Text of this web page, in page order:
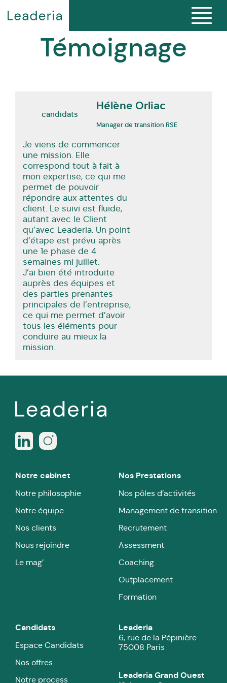
Témoignage
candidats
Hélène Orliac
Manager de transition RSE
Je viens de commencer
une mission. Elle
correspond tout à fait à
mon expertise, ce qui me
permet de pouvoir
répondre aux attentes du
client. Le suivi est fluide,
autant avec le Client
qu’avec Leaderia. Un point
d’étape est prévu après
une 1e phase de 4
semaines mi juillet.
J’ai bien été introduite
auprès des équipes et
des parties prenantes
principales de l’entreprise,
ce qui me permet d’avoir
tous les éléments pour
conduire au mieux la
mission.
Notre cabinet
Notre philosophie
Notre équipe
Nos clients
Nous rejoindre
Le mag’
Nos Prestations
Nos pôles d’activités
Management de transition
Recrutement
Assessment
Coaching
Outplacement
Formation
Candidats
Espace Candidats
Nos offres
Notre process
Leaderia
6, rue de la Pépinière
75008 Paris
Leaderia Grand Ouest